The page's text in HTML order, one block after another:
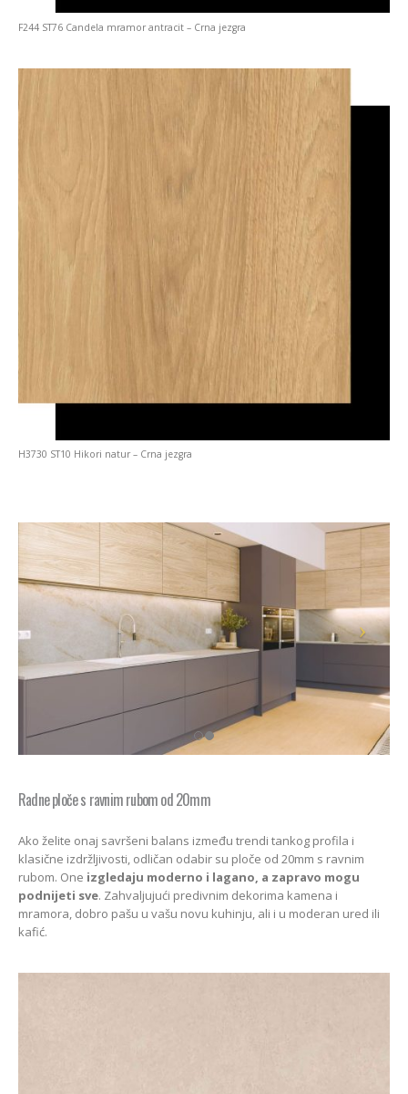
F244 ST76 Candela mramor antracit – Crna jezgra
H3730 ST10 Hikori natur – Crna jezgra
Radne ploče s ravnim rubom od 20mm
Ako želite onaj savršeni balans između trendi tankog profila i
klasične izdržljivosti, odličan odabir su ploče od 20mm s ravnim
rubom. One izgledaju moderno i lagano, a zapravo mogu
podnijeti sve. Zahvaljujući predivnim dekorima kamena i
mramora, dobro pašu u vašu novu kuhinju, ali i u moderan ured ili
kafić.